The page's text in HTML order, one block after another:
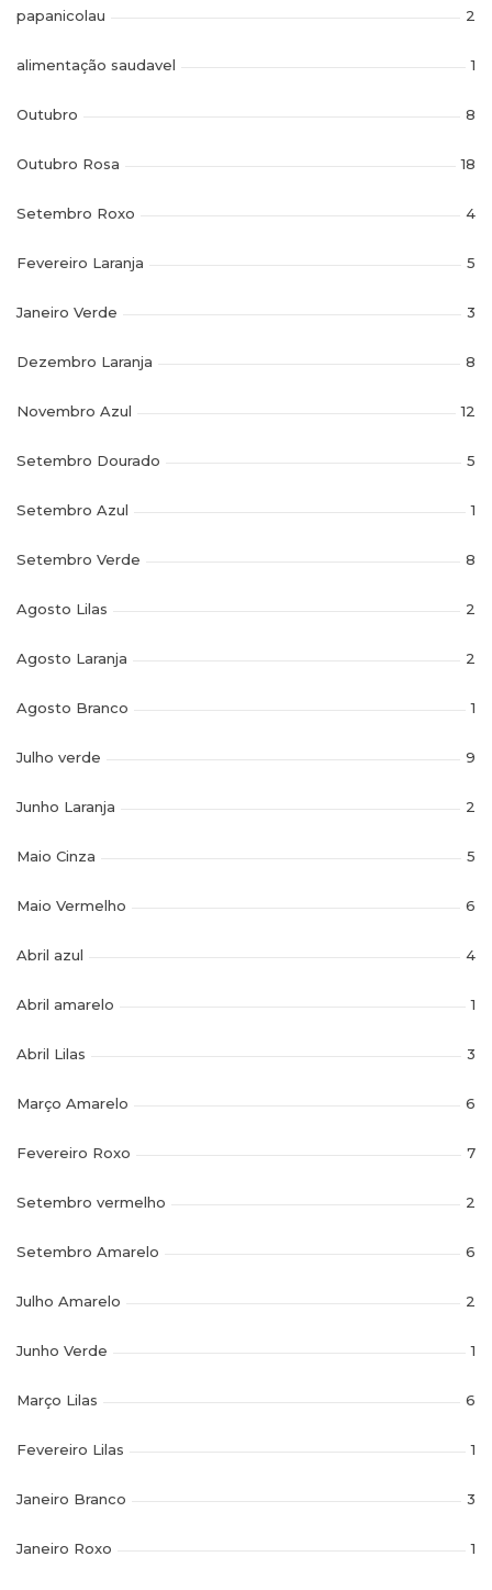
papanicolau 2
alimentação saudavel 1
Outubro 8
Outubro Rosa 18
Setembro Roxo 4
Fevereiro Laranja 5
Janeiro Verde 3
Dezembro Laranja 8
Novembro Azul 12
Setembro Dourado 5
Setembro Azul 1
Setembro Verde 8
Agosto Lilas 2
Agosto Laranja 2
Agosto Branco 1
Julho verde 9
Junho Laranja 2
Maio Cinza 5
Maio Vermelho 6
Abril azul 4
Abril amarelo 1
Abril Lilas 3
Março Amarelo 6
Fevereiro Roxo 7
Setembro vermelho 2
Setembro Amarelo 6
Julho Amarelo 2
Junho Verde 1
Março Lilas 6
Fevereiro Lilas 1
Janeiro Branco 3
Janeiro Roxo 1